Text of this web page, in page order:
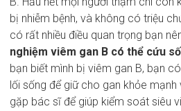
bị nhiễm bệnh, và không có triệu
có rất nhiều điều quan trọng bạn
nghiệm viêm gan B có thể cứu
bạn biết mình bị viêm gan B, bạn
lối sống để giữ cho gan khỏe
gặp bác sĩ để giúp kiểm soát siêu